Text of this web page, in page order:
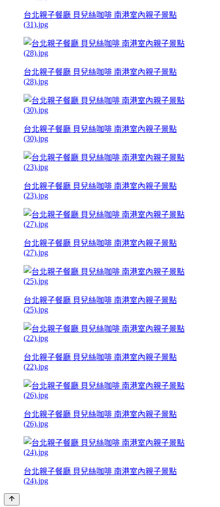
台北親子餐廳 貝兒絲咖啡 南港室內親子景點
(31).jpg
台北親子餐廳 貝兒絲咖啡 南港室內親子景點
(28).jpg
台北親子餐廳 貝兒絲咖啡 南港室內親子景點
(30).jpg
台北親子餐廳 貝兒絲咖啡 南港室內親子景點
(23).jpg
台北親子餐廳 貝兒絲咖啡 南港室內親子景點
(27).jpg
台北親子餐廳 貝兒絲咖啡 南港室內親子景點
(25).jpg
台北親子餐廳 貝兒絲咖啡 南港室內親子景點
(22).jpg
台北親子餐廳 貝兒絲咖啡 南港室內親子景點
(26).jpg
台北親子餐廳 貝兒絲咖啡 南港室內親子景點
(24).jpg